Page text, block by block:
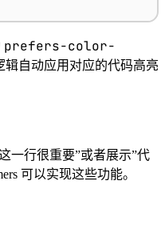
prefers-color-
辑自动应用对应的代码高亮
一行很重要”或者展示”代
可以实现这些功能。